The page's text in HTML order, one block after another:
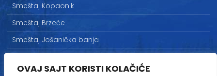
OVAJ SAJT KORISTI KOLAČIĆE
Smeštaj Kopaonik
Smeštaj Brzeće
Smeštaj Jošanička banja
Marketing